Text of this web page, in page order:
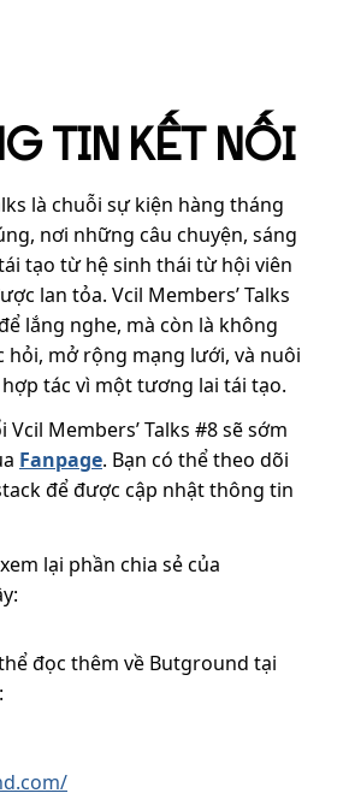
TIN KẾT NỐI
là chuỗi sự kiện hàng tháng
nơi những câu chuyện, sáng
tạo từ hệ sinh thái từ hội viên
lan tỏa. Vcil Members’ Talks
lắng nghe, mà còn là không
hỏi, mở rộng mạng lưới, và nuôi
tác vì một tương lai tái tạo.
Members’ Talks #8 sẽ sớm
Fanpage. Bạn có thể theo dõi
để được cập nhật thông tin
lại phần chia sẻ của
đọc thêm về Butground tại